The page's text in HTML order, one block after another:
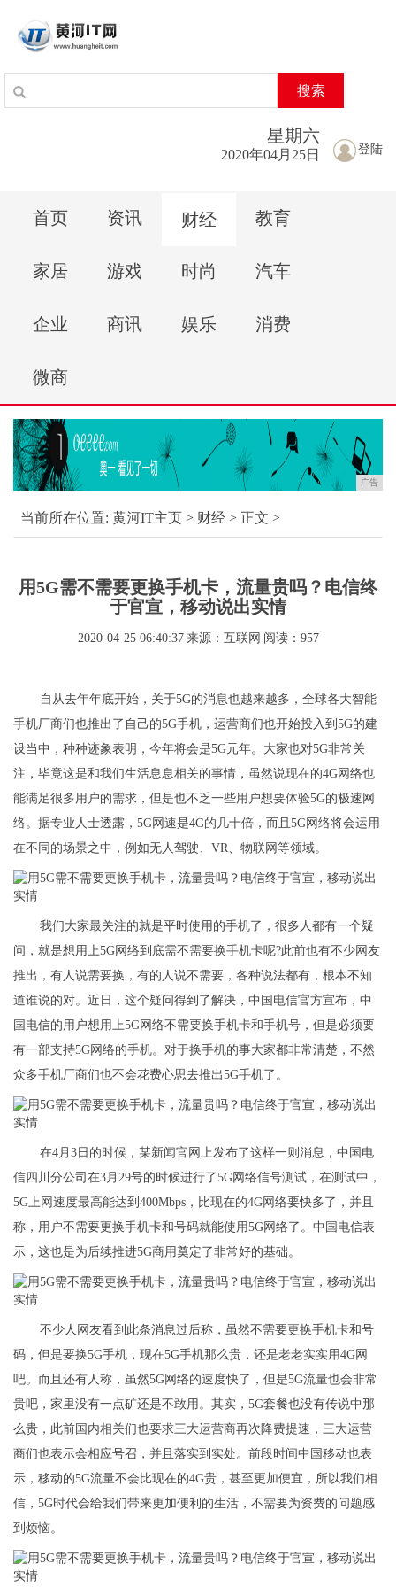
搜索
登陆
星期六
2020年04月25日
首页 资讯 财经 教育
家居 游戏 时尚 汽车
企业 商讯 娱乐 消费
微商
广告
当前所在位置: 黄河IT主页 > 财经 > 正文 >
用5G需不需要更换手机卡，流量贵吗？电信终
于官宣，移动说出实情
2020-04-25 06:40:37 来源：互联网 阅读：957
自从去年年底开始，关于5G的消息也越来越多，全球各大智能
手机厂商们也推出了自己的5G手机，运营商们也开始投入到5G的建
设当中，种种迹象表明，今年将会是5G元年。大家也对5G非常关
注，毕竟这是和我们生活息息相关的事情，虽然说现在的4G网络也
能满足很多用户的需求，但是也不乏一些用户想要体验5G的极速网
络。据专业人士透露，5G网速是4G的几十倍，而且5G网络将会运用
在不同的场景之中，例如无人驾驶、VR、物联网等领域。
我们大家最关注的就是平时使用的手机了，很多人都有一个疑
问，就是想用上5G网络到底需不需要换手机卡呢?此前也有不少网友
推出，有人说需要换，有的人说不需要，各种说法都有，根本不知
道谁说的对。近日，这个疑问得到了解决，中国电信官方宣布，中
国电信的用户想用上5G网络不需要换手机卡和手机号，但是必须要
有一部支持5G网络的手机。对于换手机的事大家都非常清楚，不然
众多手机厂商们也不会花费心思去推出5G手机了。
在4月3日的时候，某新闻官网上发布了这样一则消息，中国电
信四川分公司在3月29号的时候进行了5G网络信号测试，在测试中，
5G上网速度最高能达到400Mbps，比现在的4G网络要快多了，并且
称，用户不需要更换手机卡和号码就能使用5G网络了。中国电信表
示，这也是为后续推进5G商用奠定了非常好的基础。
不少人网友看到此条消息过后称，虽然不需要更换手机卡和号
码，但是要换5G手机，现在5G手机那么贵，还是老老实实用4G网
吧。而且还有人称，虽然5G网络的速度快了，但是5G流量也会非常
贵吧，家里没有一点矿还是不敢用。其实，5G套餐也没有传说中那
么贵，此前国内相关们也要求三大运营商再次降费提速，三大运营
商们也表示会相应号召，并且落实到实处。前段时间中国移动也表
示，移动的5G流量不会比现在的4G贵，甚至更加便宜，所以我们相
信，5G时代会给我们带来更加便利的生活，不需要为资费的问题感
到烦恼。